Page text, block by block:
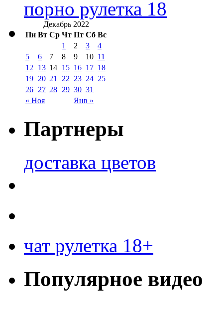
порно рулетка 18
Декабрь 2022
Пн Вт Ср Чт Пт Сб Вс
« Ноя Янв »
1 2 3
4
5
6 7 8 9 10 11
12
13 14 15 16 17 18
19 20 21 22 23 24 25
26 27 28 29 30 31
Партнеры
доставка цветов
чат рулетка 18+
Популярное видео